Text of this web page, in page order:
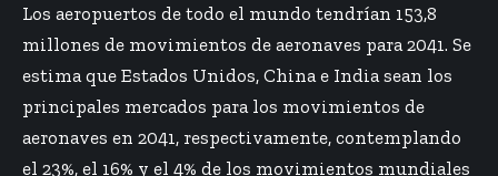
Los aeropuertos de todo el mundo tendrían 153,8
millones de movimientos de aeronaves para 2041. Se
estima que Estados Unidos, China e India sean los
principales mercados para los movimientos de
aeronaves en 2041, respectivamente, contemplando
el 23%, el 16% y el 4% de los movimientos mundiales